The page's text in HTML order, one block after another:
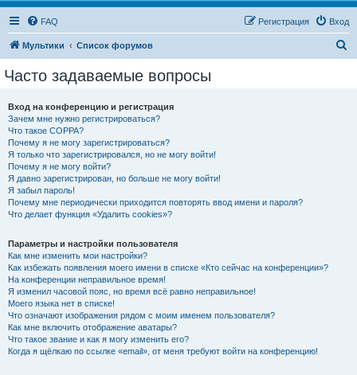
FAQ Вход
Регистрация
Мультики Список форумов
Часто задаваемые вопросы
Вход на конференцию и регистрация
Зачем мне нужно регистрироваться?
Что такое COPPA?
Почему я не могу зарегистрироваться?
Я только что зарегистрировался, но не могу войти!
Почему я не могу войти?
Я давно зарегистрирован, но больше не могу войти!
Я забыл пароль!
Почему мне периодически приходится повторять ввод имени и пароля?
Что делает функция «Удалить cookies»?
Параметры и настройки пользователя
Как мне изменить мои настройки?
Как избежать появления моего имени в списке «Кто сейчас на конференции»?
На конференции неправильное время!
Я изменил часовой пояс, но время всё равно неправильное!
Моего языка нет в списке!
Что означают изображения рядом с моим именем пользователя?
Как мне включить отображение аватары?
Что такое звание и как я могу изменить его?
Когда я щёлкаю по ссылке «email», от меня требуют войти на конференцию!